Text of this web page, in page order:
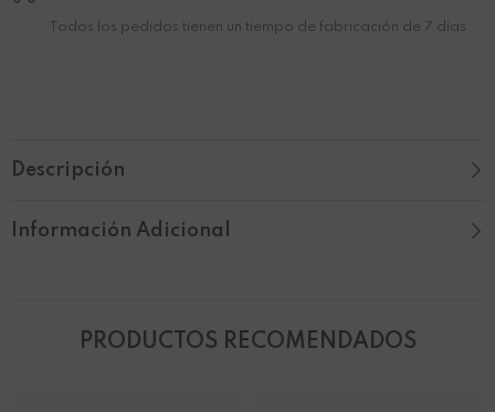
Todos los pedidos tienen un tiempo de fabricación de 7 días
Descripción
Información Adicional
PRODUCTOS RECOMENDADOS